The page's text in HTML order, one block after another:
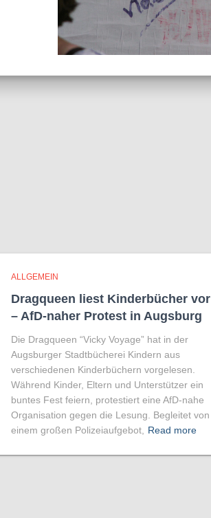
ALLGEMEIN
Dragqueen liest Kinderbücher vor
– AfD-naher Protest in Augsburg
Die Dragqueen “Vicky Voyage” hat in der
Augsburger Stadtbücherei Kindern aus
verschiedenen Kinderbüchern vorgelesen.
Während Kinder, Eltern und Unterstützer ein
buntes Fest feiern, protestiert eine AfD-nahe
Organisation gegen die Lesung. Begleitet von
einem großen Polizeiaufgebot, Read more